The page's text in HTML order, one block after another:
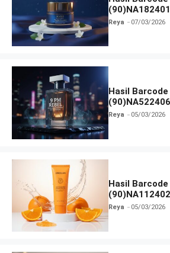
BPOM
Reya 07/03/2026
Hasil Barcode
dan Izin BPOM
Reya 05/03/2026
Hasil Barcode
BPOM
Reya 05/03/2026